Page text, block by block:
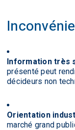
Information très
présenté peut
décideurs non
Orientation
marché grand